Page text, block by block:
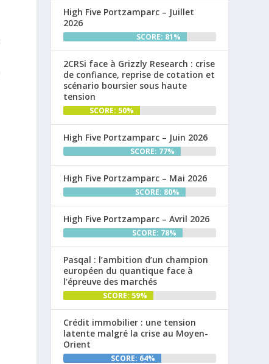
High Five Portzamparc – Juillet
2026
SCORE: 81%
2CRSi face à Grizzly Research : crise
de confiance, reprise de cotation et
scénario boursier sous haute
tension
SCORE: 50%
High Five Portzamparc – Juin 2026
SCORE: 77%
High Five Portzamparc – Mai 2026
SCORE: 80%
High Five Portzamparc – Avril 2026
SCORE: 78%
Pasqal : l’ambition d’un champion
européen du quantique face à
l’épreuve des marchés
SCORE: 59%
Crédit immobilier : une tension
latente malgré la crise au Moyen-
Orient
SCORE: 64%